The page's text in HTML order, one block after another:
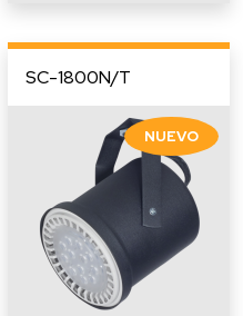
SC-1800N/T